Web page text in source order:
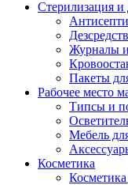
Стерилизация и
Журналы
Пакеты
Рабочее место
Типсы и
Мебель
Косметика